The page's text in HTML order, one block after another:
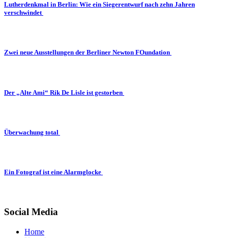
Lutherdenkmal in Berlin: Wie ein Siegerentwurf nach zehn Jahren
verschwindet
Zwei neue Ausstellungen der Berliner Newton FOundation
Der „Alte Ami“ Rik De Lisle ist gestorben
Überwachung total
Ein Fotograf ist eine Alarmglocke
Social Media
Home